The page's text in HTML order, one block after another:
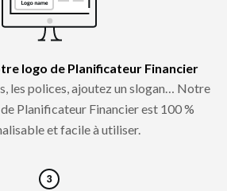
logo de Planificateur Financier
les polices, ajoutez un slogan… Notre
Planificateur Financier est 100 %
et facile à utiliser.